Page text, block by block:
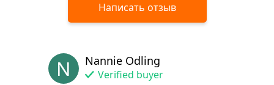
Написать отзыв
N Nannie Odling
Verified buyer